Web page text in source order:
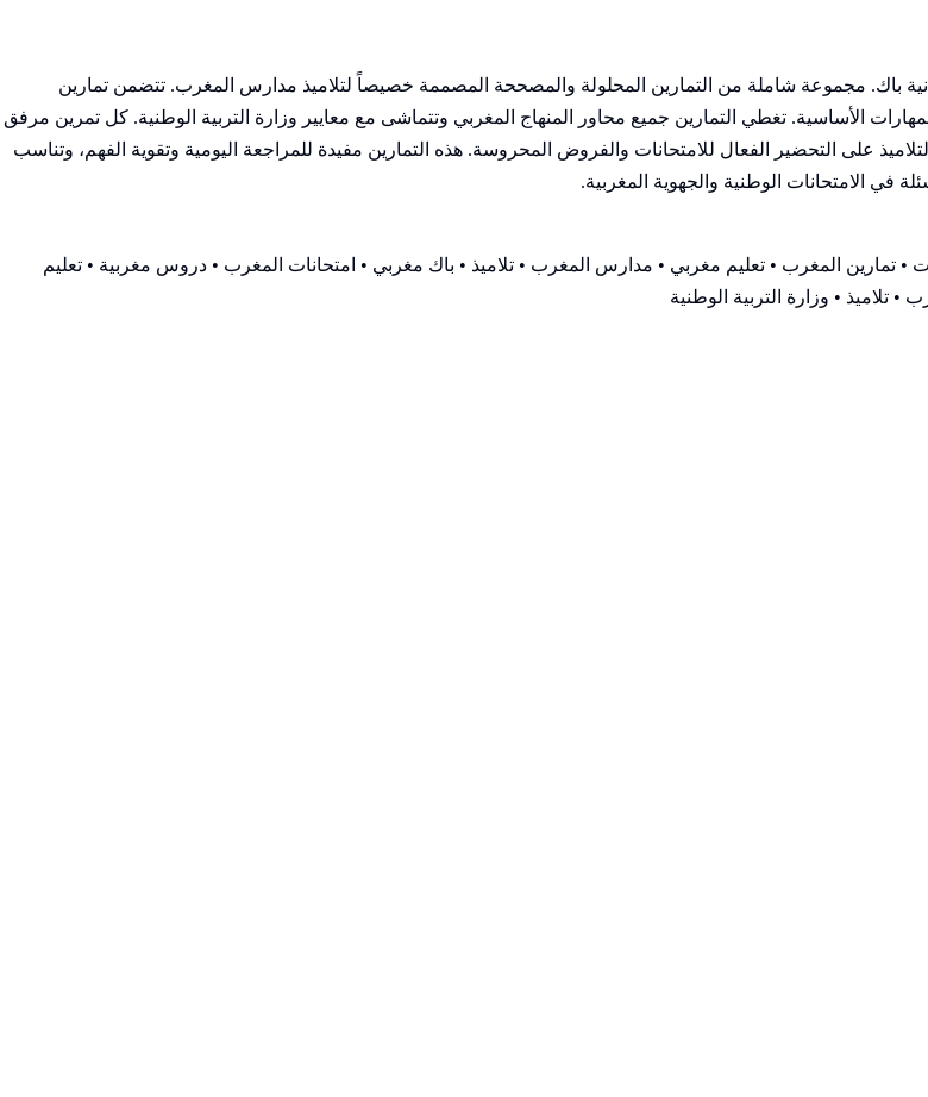
باك. مجموعة شاملة من التمارين المحلولة والمصححة المصممة خصيصاً لتلاميذ مدارس المغرب. تتضمن تمارين
الأساسية. تغطي التمارين جميع محاور المنهاج المغربي وتتماشى مع معايير وزارة التربية الوطنية. كل تمرين مرفق
على التحضير الفعال للامتحانات والفروض المحروسة. هذه التمارين مفيدة للمراجعة اليومية وتقوية الفهم، وتناسب
في الامتحانات الوطنية والجهوية المغربية.
تمارين المغرب • تعليم مغربي • مدارس المغرب • تلاميذ • باك مغربي • امتحانات المغرب • دروس مغربية • تعليم
تلاميذ • وزارة التربية الوطنية